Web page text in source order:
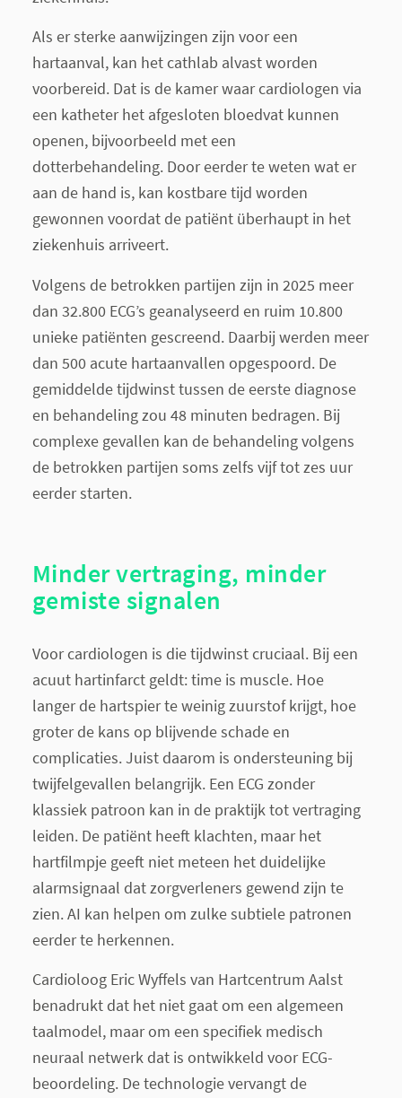
Als er sterke aanwijzingen zijn voor een
hartaanval, kan het cathlab alvast worden
voorbereid. Dat is de kamer waar cardiologen via
een katheter het afgesloten bloedvat kunnen
openen, bijvoorbeeld met een
dotterbehandeling. Door eerder te weten wat er
aan de hand is, kan kostbare tijd worden
gewonnen voordat de patiënt überhaupt in het
ziekenhuis arriveert.
Volgens de betrokken partijen zijn in 2025 meer
dan 32.800 ECG’s geanalyseerd en ruim 10.800
unieke patiënten gescreend. Daarbij werden meer
dan 500 acute hartaanvallen opgespoord. De
gemiddelde tijdwinst tussen de eerste diagnose
en behandeling zou 48 minuten bedragen. Bij
complexe gevallen kan de behandeling volgens
de betrokken partijen soms zelfs vijf tot zes uur
eerder starten.
Minder vertraging, minder
gemiste signalen
Voor cardiologen is die tijdwinst cruciaal. Bij een
acuut hartinfarct geldt: time is muscle. Hoe
langer de hartspier te weinig zuurstof krijgt, hoe
groter de kans op blijvende schade en
complicaties. Juist daarom is ondersteuning bij
twijfelgevallen belangrijk. Een ECG zonder
klassiek patroon kan in de praktijk tot vertraging
leiden. De patiënt heeft klachten, maar het
hartfilmpje geeft niet meteen het duidelijke
alarmsignaal dat zorgverleners gewend zijn te
zien. AI kan helpen om zulke subtiele patronen
eerder te herkennen.
Cardioloog Eric Wyffels van Hartcentrum Aalst
benadrukt dat het niet gaat om een algemeen
taalmodel, maar om een specifiek medisch
neuraal netwerk dat is ontwikkeld voor ECG-
beoordeling. De technologie vervangt de